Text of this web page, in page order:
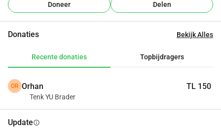
Doneer Delen
Donaties Bekijk Alles
Recente donaties Topbijdragers
OR Orhan TL 150
Tenk YU Brader
Updateinfo